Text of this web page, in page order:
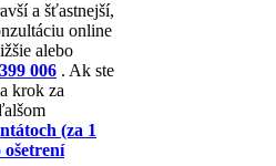
a šťastnejší,
online
alebo
006 . Ak ste
krok za
(za 1
ošetrení